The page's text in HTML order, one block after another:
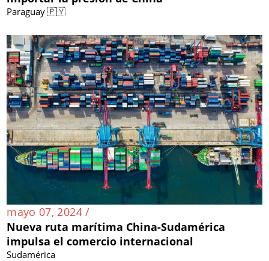
Paraguay 🇵🇾
mayo 07, 2024 /
Nueva ruta marítima China-Sudamérica
impulsa el comercio internacional
Sudamérica